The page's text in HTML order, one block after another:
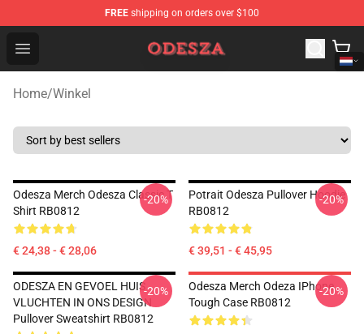
FREE shipping on orders over $100
Open menu
ODESZA Shop - Official ODESZA Merchandise Store
Home/Winkel
Odesza Merch Odesza Classic T
Shirt RB0812
€ 24,38 - € 28,06
-20%
Potrait Odesza Pullover Hoodie
RB0812
€ 39,51 - € 45,95
-20%
ODESZA EN GEVOEL HUIS
VLUCHTEN IN ONS DESIGN
Pullover Sweatshirt RB0812
-20%
Odesza Merch Odeza IPhone
Tough Case RB0812
-20%